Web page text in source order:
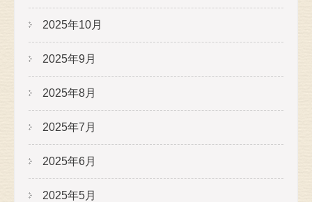
2025年10月
2025年9月
2025年8月
2025年7月
2025年6月
2025年5月